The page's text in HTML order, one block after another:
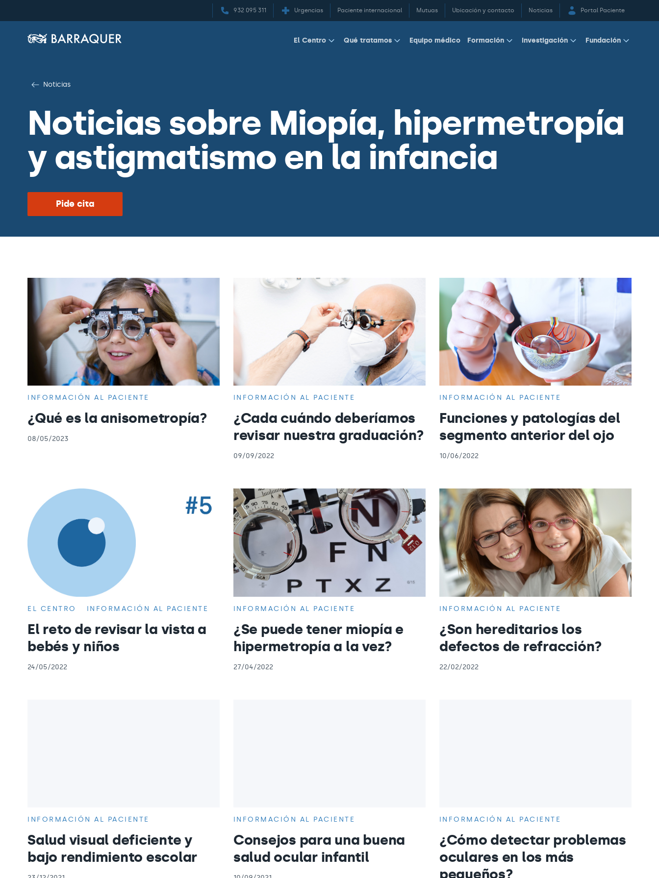
932 095 311 Urgencias Paciente internacional Mutuas Ubicación y contacto Noticias Portal Paciente
El Centro Qué tratamos Equipo médico Formación Investigación Fundación
Noticias
Noticias sobre Miopía, hipermetropía
y astigmatismo en la infancia
Pide cita
INFORMACIÓN AL PACIENTE
¿Qué es la anisometropía?
08/05/2023
INFORMACIÓN AL PACIENTE
¿Cada cuándo deberíamos
revisar nuestra graduación?
09/09/2022
INFORMACIÓN AL PACIENTE
Funciones y patologías del
segmento anterior del ojo
10/06/2022
EL CENTRO INFORMACIÓN AL PACIENTE
El reto de revisar la vista a
bebés y niños
24/05/2022
INFORMACIÓN AL PACIENTE
¿Se puede tener miopía e
hipermetropía a la vez?
27/04/2022
INFORMACIÓN AL PACIENTE
¿Son hereditarios los
defectos de refracción?
22/02/2022
INFORMACIÓN AL PACIENTE
Salud visual deficiente y
bajo rendimiento escolar
INFORMACIÓN AL PACIENTE
Consejos para una buena
salud ocular infantil
INFORMACIÓN AL PACIENTE
¿Cómo detectar problemas
oculares en los más
pequeños?